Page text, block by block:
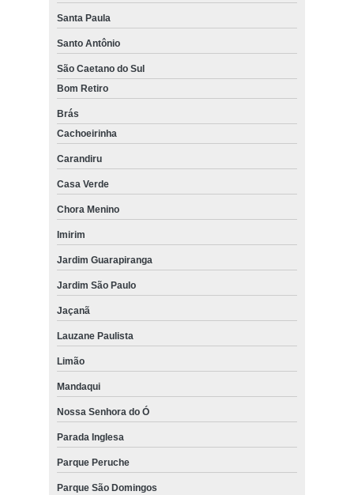
Santa Paula
Santo Antônio
São Caetano do Sul
Bom Retiro
Brás
Cachoeirinha
Carandiru
Casa Verde
Chora Menino
Imirim
Jardim Guarapiranga
Jardim São Paulo
Jaçanã
Lauzane Paulista
Limão
Mandaqui
Nossa Senhora do Ó
Parada Inglesa
Parque Peruche
Parque São Domingos